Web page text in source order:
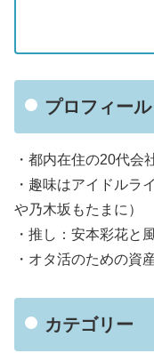
プロフィール
・都内在住の20代会
・趣味はアイドルラ
や乃木坂もたまに）
・推し：安本彩花と
・オタ活のための資
カテゴリー